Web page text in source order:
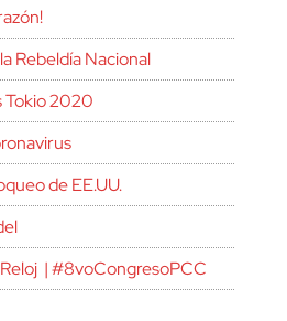
Rebeldía Nacional
Tokio 2020
de EE.UU.
Reloj | #8voCongresoPCC